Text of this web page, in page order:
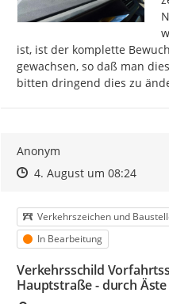
ist, ist der komplette
gewachsen, so daß man
bitten dringend dies zu
Anonym
Zeitpunkt des Erstellens
Zeitpunkt des Erstellens
4. August um 08:24Zur
Kategorie
Verkehrszeichen und
Status
In Bearbeitung
Verkehrsschild
Hauptstraße - durch